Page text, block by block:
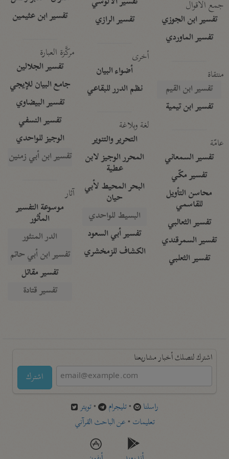
جمع الأقوال
تفسير ابن الجوزي
تفسير الماوردي
منتقاة
تفسير ابن القيم
تفسير ابن تيمية
عامّة
تفسير السمعاني
تفسير مكّي
محاسن التأويل
للقاسمي
تفسير الثعالبي
تفسير السمرقندي
تفسير الثعلبي
تفسير الرازي
أخرى
أضواء البيان
نظم الدرر للبقاعي
لغة وبلاغة
التحرير والتنوير
المحرر الوجيز لابن
عطية
البحر المحيط لأبي
حيان
البسيط للواحدي
تفسير أبي السعود
الكشاف للزمخشري
تفسير ابن عثيمين
مركَّزة العبارة
تفسير الجلالين
جامع البيان للإيجي
تفسير البيضاوي
تفسير النسفي
الوجيز للواحدي
تفسير ابن أبي زمنين
آثار
موسوعة التفسير
المأثور
الدر المنثور
تفسير ابن أبي حاتم
تفسير مقاتل
تفسير قتادة
اشترك لتصلك أخبار مشاريعنا
اشترك
راسلنا •تليجرام •تويتر
تعليمات •عن الباحث القرآني